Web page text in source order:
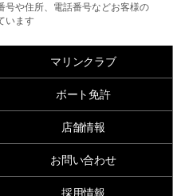
号や住所、電話番号などお客様の
います
マリンクラブ
ボート免許
店舗情報
お問い合わせ
採用情報